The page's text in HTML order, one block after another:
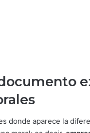
donde aparece la